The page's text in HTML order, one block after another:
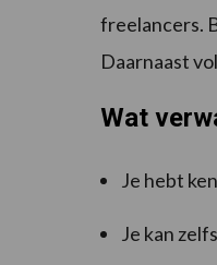
freelancers.
Daarnaast
Wat
Je hebt
Je kan